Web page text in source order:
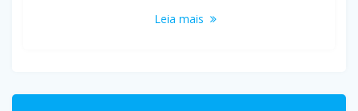
Leia mais